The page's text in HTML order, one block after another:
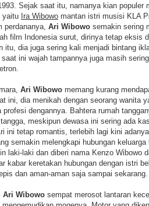
Sejak saat itu, namanya kian populer
yaitu Ira Wibowo mantan istri musisi KLA
perdananya, Ari Wibowo semakin sering
film Indonesia surut, dirinya tetap eksis
itu, dia juga sering kali menjadi bintang
ini wajah tampannya juga masih
Ari Wibowo memang kurang
ini, dia menikah dengan seorang wanita
profesi dengannya. Bahtera rumah
meskipun dewasa ini sering ada
ini tetap romantis, terlebih lagi kini
semakin melengkapi hubungan
laki-laki dan diberi nama Kenzo Wibowo
kabar keretakan hubungan dengan istri
dan aman-aman saja sampai sekarang.
Ari Wibowo sempat merosot lantaran